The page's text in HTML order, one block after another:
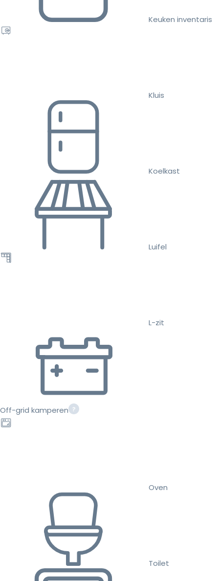
Keuken inventaris
Kluis
Koelkast
Luifel
L-zit
Off-grid kamperen
Oven
Toilet